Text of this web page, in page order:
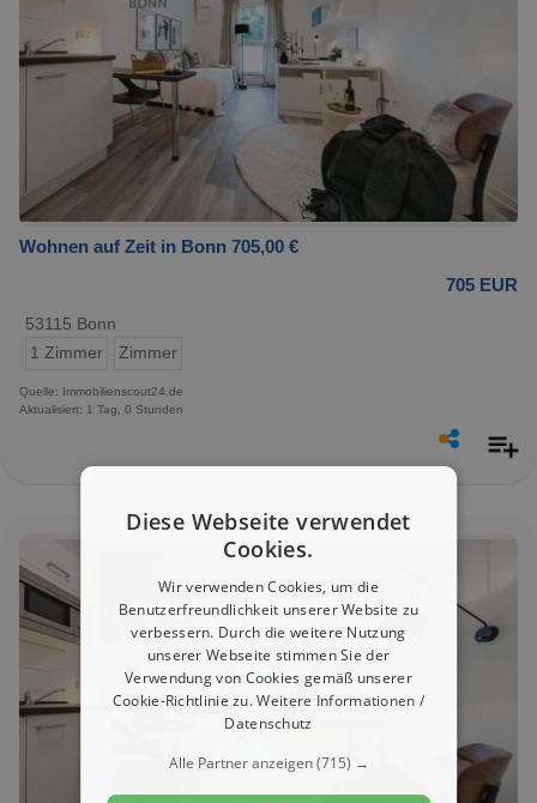
Wohnen auf Zeit in Bonn 705,00 €
705 EUR
53115 Bonn
1 Zimmer
Zimmer
Quelle: Immobilienscout24.de
Aktualisiert: 1 Tag, 0 Stunden
Diese Webseite verwendet
Cookies.
Wir verwenden Cookies, um die
Benutzerfreundlichkeit unserer Website zu
verbessern. Durch die weitere Nutzung
unserer Webseite stimmen Sie der
Verwendung von Cookies gemäß unserer
Cookie-Richtlinie zu.Weitere Informationen /
Datenschutz
Alle Partner anzeigen(715) →